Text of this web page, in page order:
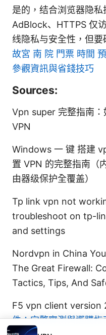
是的，结合浏览器隐私
AdBlock、HTTPS 仅
线隐私与安全性，但要
故宮 南 院 門票 時間
參觀資訊與省錢技巧
Sources:
Vpn super 完整指南
VPN
Windows 一 键 搭建
置 VPN 的完整指南（
由器级保护全覆盖）
Tp link vpn not
troubleshoot on tp-
and settings
Nordvpn in China
The Great Firewall:
Tactics, Tips, And
F5 vpn client version
件：完整實測與選購